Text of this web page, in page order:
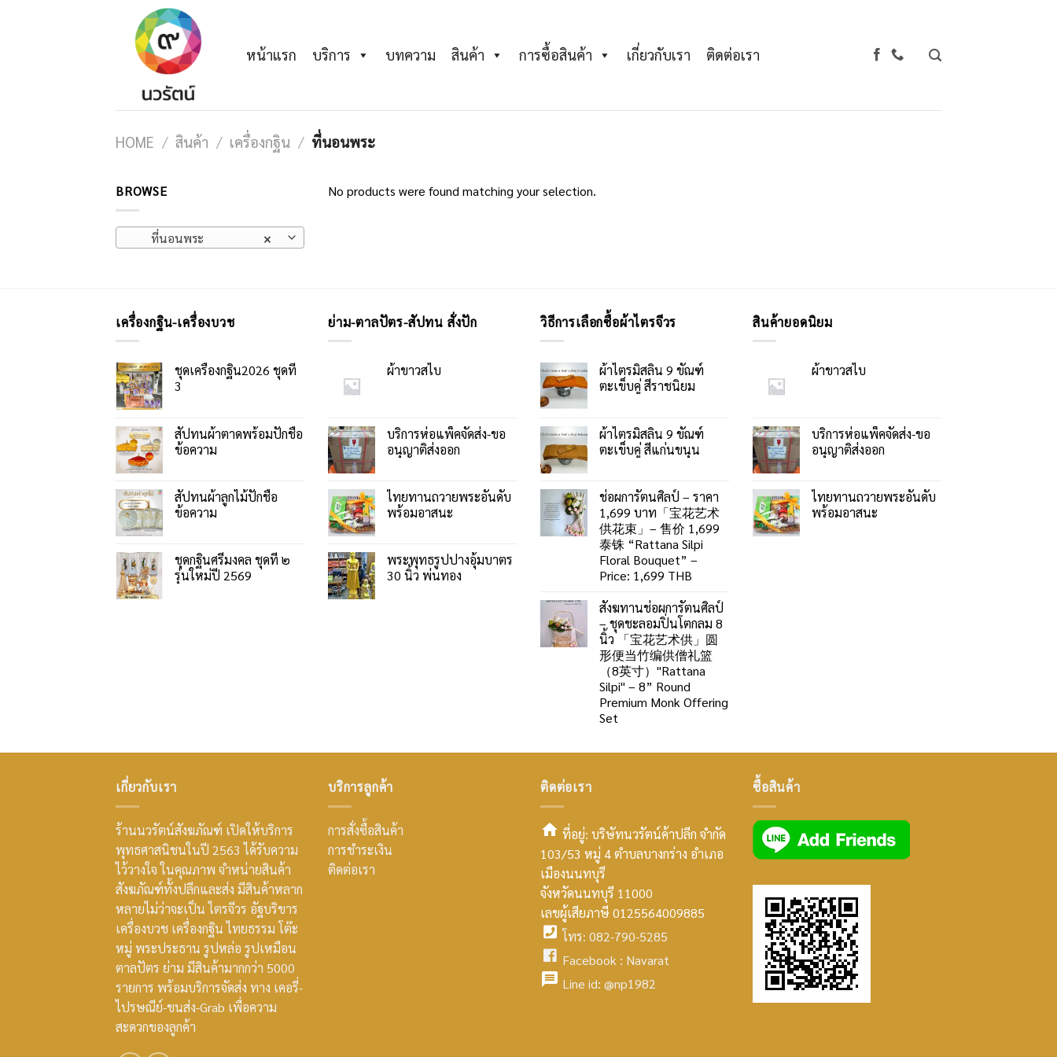
หน้าแรก บริการ บทความ สินค้า การซื้อสินค้า เกี่ยวกับเรา ติดต่อเรา
HOME / สินค้า / เครื่องกฐิน / ที่นอนพระ
BROWSE
×
ที่นอนพระ
No products were found matching your selection.
เครื่องกฐิน-เครื่องบวช
ชุดเครื่องกฐิน2026 ชุดที่
3
สัปทนผ้าตาดพร้อมปักชื่อ
ข้อความ
สัปทนผ้าลูกไม้ปักชื่อ
ข้อความ
ชุดกฐินศรีมงคล ชุดที่ ๒
รุ่นใหม่ปี 2569
ย่าม-ตาลปัตร-สัปทน สั่งปัก
ผ้าขาวสไบ
บริการห่อแพ็คจัดส่ง-ขอ
อนุญาติส่งออก
ไทยทานถวายพระอันดับ
พร้อมอาสนะ
พระพุทธรูปปางอุ้มบาตร
30 นิ้ว พ่นทอง
วิธีการเลือกซื้อผ้าไตรจีวร
ผ้าไตรมิสลิน 9 ขัณฑ์
ตะเข็บคู่ สีราชนิยม
ผ้าไตรมิสลิน 9 ขัณฑ์
ตะเข็บคู่ สีแก่นขนุน
ช่อผการัตนศิลป์ – ราคา
1,699 บาท「宝花艺术
供花束」– 售价 1,699
泰铢 “Rattana Silpi
Floral Bouquet” –
Price: 1,699 THB
สังฆทานช่อผการัตนศิลป์
– ชุดชะลอมปิ่นโตกลม 8
นิ้ว 「宝花艺术供」圆
形便当竹编供僧礼篮
（8英寸）"Rattana
Silpi" – 8” Round
Premium Monk Offering
Set
สินค้ายอดนิยม
ผ้าขาวสไบ
บริการห่อแพ็คจัดส่ง-ขอ
อนุญาติส่งออก
ไทยทานถวายพระอันดับ
พร้อมอาสนะ
เกี่ยวกับเรา
ร้านนวรัตน์สังฆภัณฑ์ เปิดให้บริการ
พุทธศาสนิชนในปี 2563 ได้รับความ
ไว้วางใจ ในคุณภาพ จำหน่ายสินค้า
สังฆภัณฑ์ทั้งปลีกและส่ง มีสินค้าหลาก
หลายไม่ว่าจะเป็น ไตรจีวร อัฐบริขาร
เครื่องบวช เครื่องกฐิน ไทยธรรม โต๊ะ
หมู่ พระประธาน รูปหล่อ รูปเหมือน
ตาลปัตร ย่าม มีสินค้ามากกว่า 5000
รายการ พร้อมบริการจัดส่ง ทาง เคอรี่-
ไปรษณีย์-ขนส่ง-Grab เพื่อความ
สะดวกของลูกค้า
บริการลูกค้า
การสั่งซื้อสินค้า
การชำระเงิน
ติดต่อเรา
ติดต่อเรา
smt2
home
icon
ที่อยู่: บริษัทนวรัตน์ค้าปลีก จำกัด
103/53 หมู่ 4 ตำบลบางกร่าง อำเภอ
เมืองนนทบุรี
จังหวัดนนทบุรี 11000
เลขผู้เสียภาษี 0125564009885
facebook
icon
โทร: 082-790-5285
facebook
Facebook : Navarat
Line id: @np1982
ซื้อสินค้า